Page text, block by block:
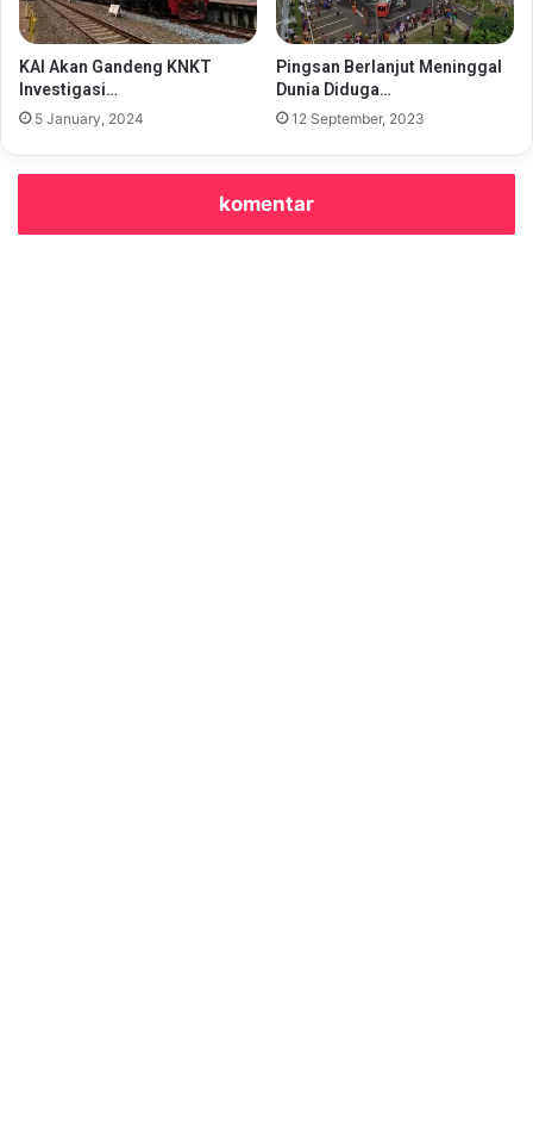
KAI Akan Gandeng KNKT
Investigasi…
5 January, 2024
Pingsan Berlanjut Meninggal
Dunia Diduga…
12 September, 2023
komentar